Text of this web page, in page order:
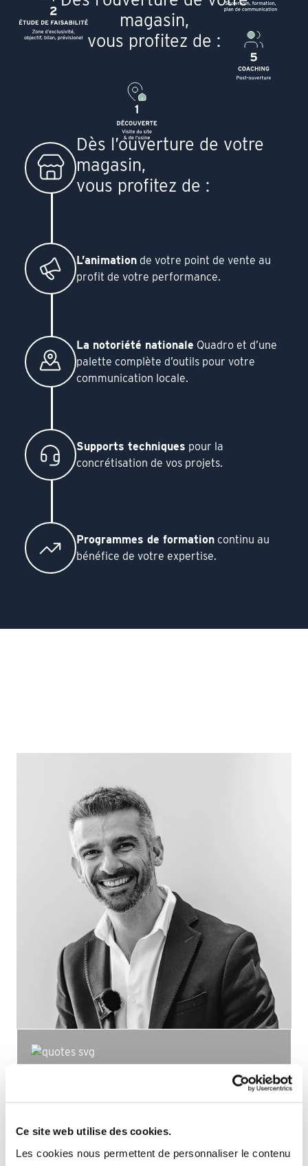
Ce site web utilise des cookies.
Les cookies nous permettent de personnaliser le contenu
magasin,
vous profitez de :
Dès l’ouverture de votre
magasin,
vous profitez de :
L’animation de votre point de vente au
profit de votre performance.
La notoriété nationale Quadro et d’une
palette complète d’outils pour votre
communication locale.
Supports techniques pour la
concrétisation de vos projets.
Programmes de formation continu au
bénéfice de votre expertise.
Chez Quadro nous croyons que chaque espace
est le reflet d’une histoire unique et que chacune
Directeur QUADRO